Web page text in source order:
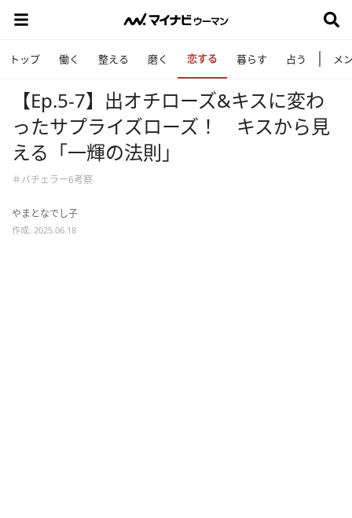
トップ 働く 整える 磨く 恋する 暮らす 占う メ
【Ep.5-7】出オチローズ&キスに変わ
ったサプライズローズ！ キスから見
える「一輝の法則」
＃バチェラー6考察
やまとなでし子
作成: 2025.06.18